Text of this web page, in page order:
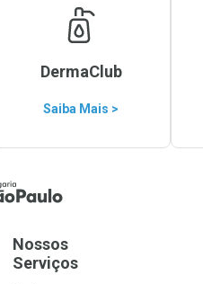
DermaClub
Saiba Mais >
Nossos
Serviços